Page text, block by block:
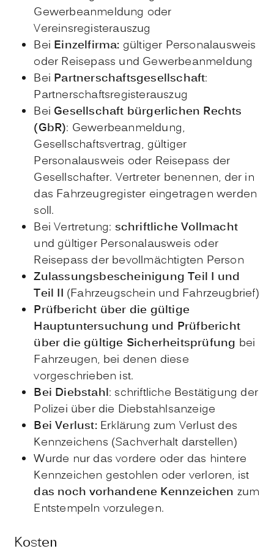
Gewerbeanmeldung oder
Vereinsregisterauszug
Bei Einzelfirma: gültiger Personalausweis
oder Reisepass und Gewerbeanmeldung
Bei Partnerschaftsgesellschaft:
Partnerschaftsregisterauszug
Bei Gesellschaft bürgerlichen Rechts
(GbR): Gewerbeanmeldung,
Gesellschaftsvertrag, gültiger
Personalausweis oder Reisepass der
Gesellschafter. Vertreter benennen, der in
das Fahrzeugregister eingetragen werden
soll.
Bei Vertretung: schriftliche Vollmacht
und gültiger Personalausweis oder
Reisepass der bevollmächtigten Person
Zulassungsbescheinigung Teil I und
Teil II (Fahrzeugschein und Fahrzeugbrief)
Prüfbericht über die gültige
Hauptuntersuchung und Prüfbericht
über die gültige Sicherheitsprüfung bei
Fahrzeugen, bei denen diese
vorgeschrieben ist.
Bei Diebstahl: schriftliche Bestätigung der
Polizei über die Diebstahlsanzeige
Bei Verlust:Erklärung zum Verlust des
Kennzeichens (Sachverhalt darstellen)
Wurde nur das vordere oder das hintere
Kennzeichen gestohlen oder verloren, ist
das noch vorhandene Kennzeichen zum
Entstempeln vorzulegen.
Kosten